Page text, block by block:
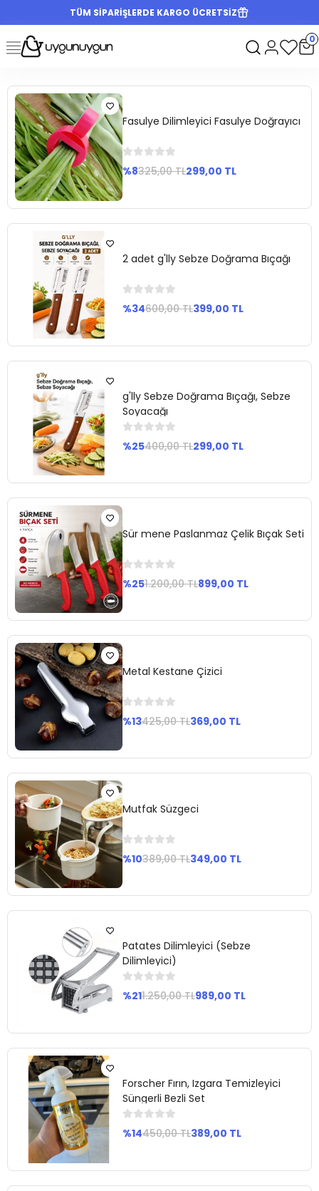
TÜM SİPARİŞLERDE KARGO ÜCRETSİZ
0
Ekle
Fasulye Dilimleyici Fasulye Doğrayıcı
%8325,00 TL299,00 TL
2 adet g'lly Sebze Doğrama Bıçağı
%34600,00 TL399,00 TL
Ekle
g'lly Sebze Doğrama Bıçağı, Sebze
Soyacağı
%25400,00 TL299,00 TL
Ekle
Sür mene Paslanmaz Çelik Bıçak Seti
%251.200,00 TL899,00 TL
Ekle
Metal Kestane Çizici
%13425,00 TL369,00 TL
Mutfak Süzgeci
%10389,00 TL349,00 TL
Ekle
Patates Dilimleyici (Sebze
Dilimleyici)
%211.250,00 TL989,00 TL
Forscher Fırın, Izgara Temizleyici
Süngerli Bezli Set
%14450,00 TL389,00 TL